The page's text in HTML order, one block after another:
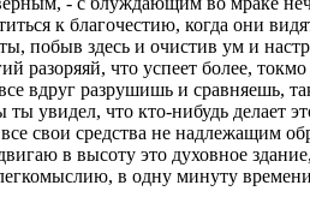
к благочестию, когда они
побыв здесь и очистив ум и
разоряяй, что успеет более,
вдруг разрушишь и сравняешь,
увидел, что кто-нибудь делает
свои средства не надлежащим
в высоту это духовное
в одну минуту